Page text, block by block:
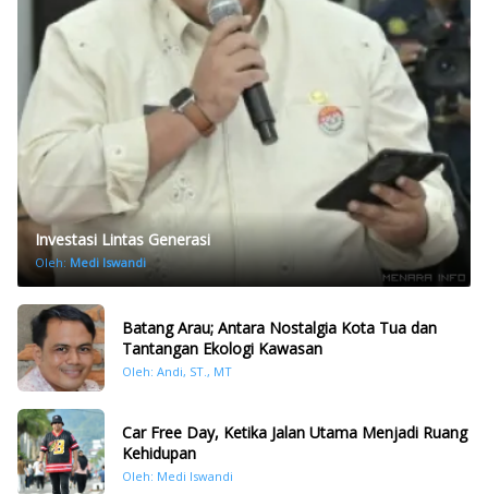
Investasi Lintas Generasi
Oleh: Medi Iswandi
Batang Arau; Antara Nostalgia Kota Tua dan
Tantangan Ekologi Kawasan
Oleh: Andi, ST., MT
Car Free Day, Ketika Jalan Utama Menjadi Ruang
Kehidupan
Oleh: Medi Iswandi